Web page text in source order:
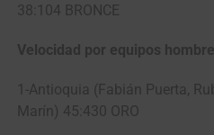
38:104 BRONCE
Velocidad por equipos
1-Antioquia (Fabián Puerta,
Marín) 45:430 ORO